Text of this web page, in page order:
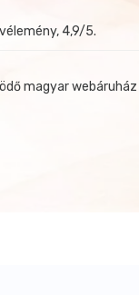
4,9/5.
magyar webáruház